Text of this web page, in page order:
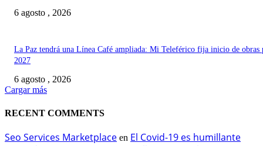
6 agosto , 2026
La Paz tendrá una Línea Café ampliada: Mi Teleférico fija inicio de obras
2027
6 agosto , 2026
Cargar más
RECENT COMMENTS
Seo Services Marketplace en El Covid-19 es humillante